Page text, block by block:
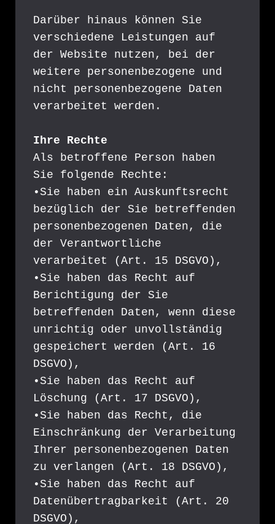
Darüber hinaus können Sie
verschiedene Leistungen auf
der Website nutzen, bei der
weitere personenbezogene und
nicht personenbezogene Daten
verarbeitet werden.
Ihre Rechte
Als betroffene Person haben
Sie folgende Rechte:
•Sie haben ein Auskunftsrecht
bezüglich der Sie betreffenden
personenbezogenen Daten, die
der Verantwortliche
verarbeitet (Art. 15 DSGVO),
•Sie haben das Recht auf
Berichtigung der Sie
betreffenden Daten, wenn diese
unrichtig oder unvollständig
gespeichert werden (Art. 16
DSGVO),
•Sie haben das Recht auf
Löschung (Art. 17 DSGVO),
•Sie haben das Recht, die
Einschränkung der Verarbeitung
Ihrer personenbezogenen Daten
zu verlangen (Art. 18 DSGVO),
•Sie haben das Recht auf
Datenübertragbarkeit (Art. 20
DSGVO),